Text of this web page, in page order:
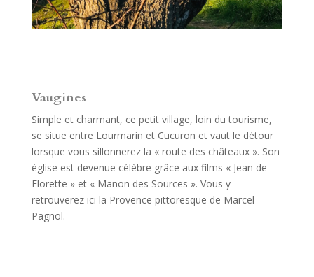
Vaugines
Simple et charmant, ce petit village, loin du tourisme,
se situe entre Lourmarin et Cucuron et vaut le détour
lorsque vous sillonnerez la « route des châteaux ». Son
église est devenue célèbre grâce aux films « Jean de
Florette » et « Manon des Sources ». Vous y
retrouverez ici la Provence pittoresque de Marcel
Pagnol.